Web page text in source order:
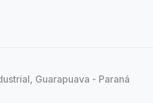
Guarapuava - Paraná